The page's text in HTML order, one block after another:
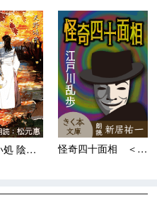
よろず占い処 陰陽屋秋の狐ま... 怪奇四十面相 ＜江戸川乱歩「...